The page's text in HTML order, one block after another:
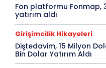
Fon platformu Fonmap,
yatırım aldı
Girişimcilik Hikayeleri
Diştedavim, 15 Milyon
Bin Dolar Yatırım Aldı